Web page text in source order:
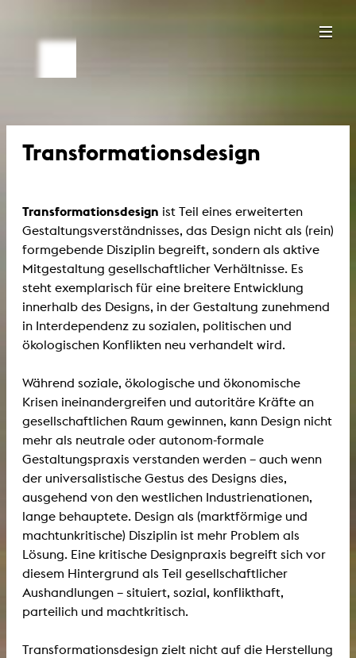
Transformationsdesign
Transformationsdesign ist Teil eines erweiterten
Gestaltungsverständnisses, das Design nicht als (rein)
formgebende Disziplin begreift, sondern als aktive
Mitgestaltung gesellschaftlicher Verhältnisse. Es
steht exemplarisch für eine breitere Entwicklung
innerhalb des Designs, in der Gestaltung zunehmend
in Interdependenz zu sozialen, politischen und
ökologischen Konflikten neu verhandelt wird.
Während soziale, ökologische und ökonomische
Krisen ineinandergreifen und autoritäre Kräfte an
gesellschaftlichen Raum gewinnen, kann Design nicht
mehr als neutrale oder autonom-formale
Gestaltungspraxis verstanden werden – auch wenn
der universalistische Gestus des Designs dies,
ausgehend von den westlichen Industrienationen,
lange behauptete. Design als (marktförmige und
machtunkritische) Disziplin ist mehr Problem als
Lösung. Eine kritische Designpraxis begreift sich vor
diesem Hintergrund als Teil gesellschaftlicher
Aushandlungen – situiert, sozial, konflikthaft,
parteilich und machtkritisch.
Transformationsdesign zielt nicht auf die Herstellung